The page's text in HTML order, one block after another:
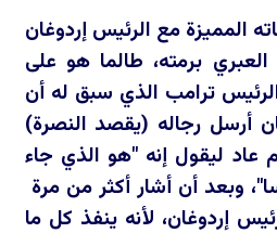
المميزة مع الرئيس إردوغان
برمته، طالما هو على
ترامب الذي سبق له أن
أرسل رجاله (يقصد النصرة)
عاد ليقول إنه "هو الذي جاء
وبعد أن أشار أكثر من مرة
إردوغان، لأنه ينفذ كل ما